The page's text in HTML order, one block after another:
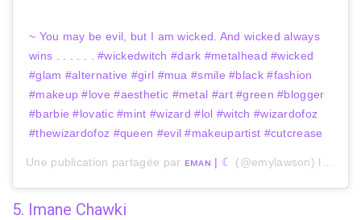
~ You may be evil, but I am wicked. And wicked always
wins . . . . . . #wickedwitch #dark #metalhead #wicked
#glam #alternative #girl #mua #smile #black #fashion
#makeup #love #aesthetic #metal #art #green #blogger
#barbie #lovatic #mint #wizard #lol #witch #wizardofoz
#thewizardofoz #queen #evil #makeupartist #cutcrease
Une publication partagée par ᴇᴍᴀɴ | ☾ (@emylawson) le
5. Imane Chawki